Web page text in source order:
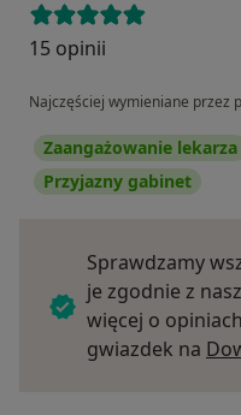
Indywidualnie
dostosowanego
Kompleksowego
aspekty
emocjonalne i
Przyjaznej,
pośpiechu, z
etapu diagnozy i
15 opinii
Najczęściej wymieniane przez
Zaangażowanie lekarza
Przyjazny gabinet
Sprawdzamy
je zgodnie z
więcej o
gwiazdek na